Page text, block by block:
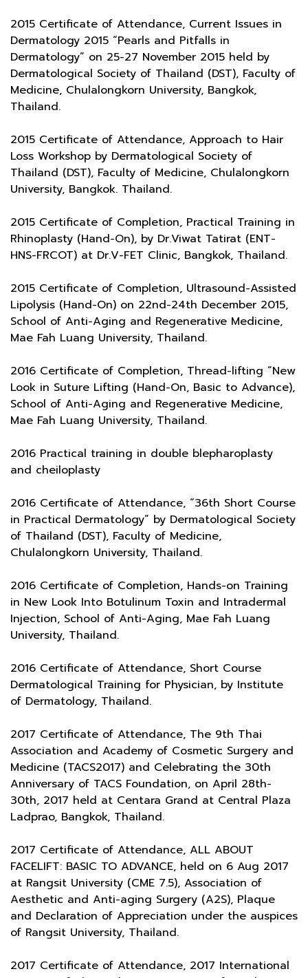
2015 Certificate of Attendance, Current Issues in
Dermatology 2015 “Pearls and Pitfalls in
Dermatology” on 25-27 November 2015 held by
Dermatological Society of Thailand (DST), Faculty of
Medicine, Chulalongkorn University, Bangkok,
Thailand.
2015 Certificate of Attendance, Approach to Hair
Loss Workshop by Dermatological Society of
Thailand (DST), Faculty of Medicine, Chulalongkorn
University, Bangkok. Thailand.
2015 Certificate of Completion, Practical Training in
Rhinoplasty (Hand-On), by Dr.Viwat Tatirat (ENT-
HNS-FRCOT) at Dr.V-FET Clinic, Bangkok, Thailand.
2015 Certificate of Completion, Ultrasound-Assisted
Lipolysis (Hand-On) on 22nd-24th December 2015,
School of Anti-Aging and Regenerative Medicine,
Mae Fah Luang University, Thailand.
2016 Certificate of Completion, Thread-lifting “New
Look in Suture Lifting (Hand-On, Basic to Advance),
School of Anti-Aging and Regenerative Medicine,
Mae Fah Luang University, Thailand.
2016 Practical training in double blepharoplasty
and cheiloplasty
2016 Certificate of Attendance, “36th Short Course
in Practical Dermatology” by Dermatological Society
of Thailand (DST), Faculty of Medicine,
Chulalongkorn University, Thailand.
2016 Certificate of Completion, Hands-on Training
in New Look Into Botulinum Toxin and Intradermal
Injection, School of Anti-Aging, Mae Fah Luang
University, Thailand.
2016 Certificate of Attendance, Short Course
Dermatological Training for Physician, by Institute
of Dermatology, Thailand.
2017 Certificate of Attendance, The 9th Thai
Association and Academy of Cosmetic Surgery and
Medicine (TACS2017) and Celebrating the 30th
Anniversary of TACS Foundation, on April 28th-
30th, 2017 held at Centara Grand at Central Plaza
Ladprao, Bangkok, Thailand.
2017 Certificate of Attendance, ALL ABOUT
FACELIFT: BASIC TO ADVANCE, held on 6 Aug 2017
at Rangsit University (CME 7.5), Association of
Aesthetic and Anti-aging Surgery (A2S), Plaque
and Declaration of Appreciation under the auspices
of Rangsit University, Thailand.
2017 Certificate of Attendance, 2017 International